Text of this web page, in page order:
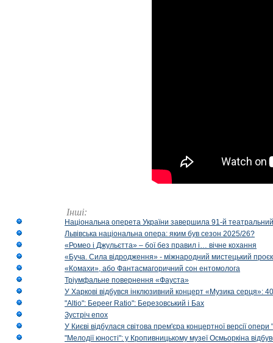
Інші:
Національна оперета України завершила 91-й
Львівська національна опера: яким був сезон 2025/26?
«Ромео і Джульєтта» – бої без правил і… вічне кохання
«Буча. Сила відродження» - міжнародний мистецький
«Комахи», або Фантасмагоричний сон ентомолога
Тріумфальне повернення «Фауста»
У Харкові відбувся інклюзивний концерт «Музика серця»:
"Altio": Береer Ratio": Березовський і Бах
Зустріч епох
У Києві відбулася світова прем'єра концертної версії
"Мелодії юності": у Кропивницькому музеї Осмьоркіна